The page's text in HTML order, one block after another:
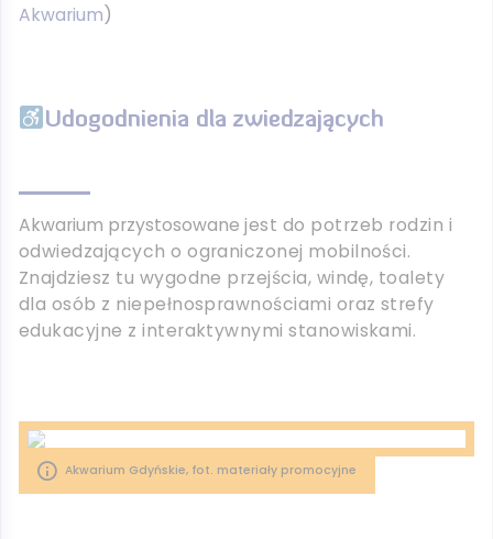
Akwarium)
Udogodnienia dla zwiedzających
Akwarium przystosowane jest do potrzeb rodzin i
odwiedzających o ograniczonej mobilności.
Znajdziesz tu wygodne przejścia, windę, toalety
dla osób z niepełnosprawnościami oraz strefy
edukacyjne z interaktywnymi stanowiskami.
Akwarium Gdyńskie, fot. materiały promocyjne